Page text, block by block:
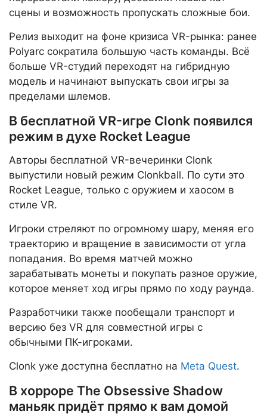
сцены и возможность пропускать сложные бои.
Релиз выходит на фоне кризиса VR-рынка: ранее
Polyarc сократила большую часть команды. Всё
больше VR-студий переходят на гибридную
модель и начинают выпускать свои игры за
пределами шлемов.
В бесплатной VR-игре Clonk появился
режим в духе Rocket League
Авторы бесплатной VR-вечеринки Clonk
выпустили новый режим Clonkball. По сути это
Rocket League, только с оружием и хаосом в
стиле VR.
Игроки стреляют по огромному шару, меняя его
траекторию и вращение в зависимости от угла
попадания. Во время матчей можно
зарабатывать монеты и покупать разное оружие,
которое меняет ход игры прямо по ходу раунда.
Разработчики также пообещали транспорт и
версию без VR для совместной игры с
обычными ПК-игроками.
Clonk уже доступна бесплатно на Meta Quest.
В хорроре The Obsessive Shadow
маньяк придёт прямо к вам домой